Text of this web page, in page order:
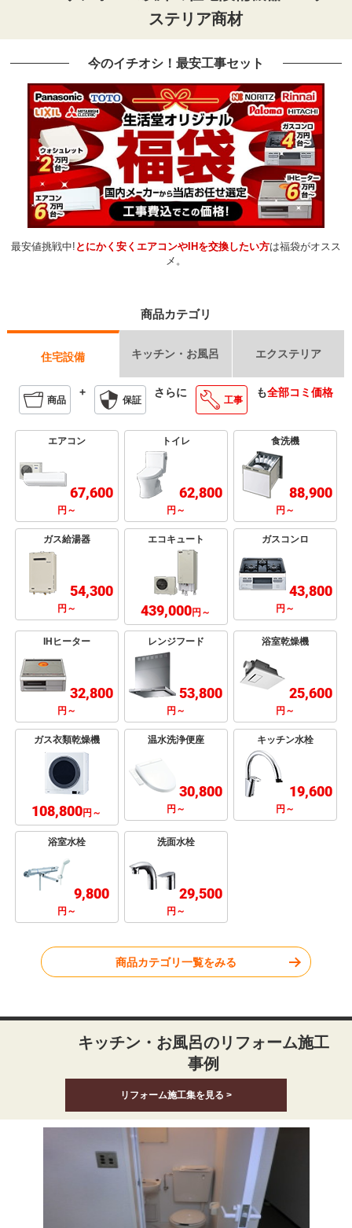
ステリア商材
今のイチオシ！最安工事セット
最安値挑戦中! とにかく安くエアコンやIHを交換したい方は福袋がオスス
メ。
商品カテゴリ
住宅設備 キッチン・お風呂 エクステリア
商品
+
保証
さらに
工事
も全部コミ価格
エアコン
67,600
円～
トイレ
62,800
円～
食洗機
88,900
円～
ガス給湯器
54,300
円～
エコキュート
439,000円～
ガスコンロ
43,800
円～
IHヒーター
32,800
円～
レンジフード
53,800
円～
浴室乾燥機
25,600
円～
ガス衣類乾燥機
108,800円～
温水洗浄便座
30,800
円～
キッチン水栓
19,600
円～
浴室水栓
9,800
円～
洗面水栓
29,500
円～
商品カテゴリ一覧をみる
キッチン・お風呂のリフォーム施工
事例
リフォーム施工集を見る >